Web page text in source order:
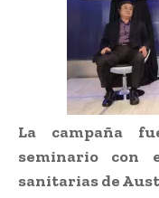
La campaña
seminario con
sanitarias de